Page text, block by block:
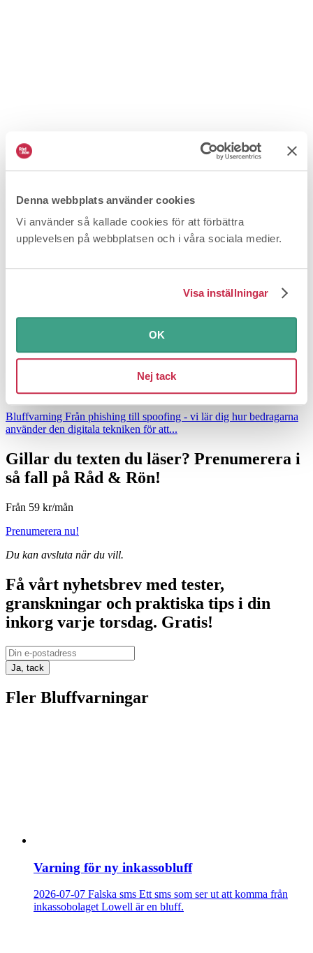
Denna webbplats använder cookies
Vi använder så kallade cookies för att förbättra
upplevelsen på webbplatsen och i våra sociala medier.
Visa inställningar
OK
Nej tack
Tips: Så gör du om du drabbas
BluffvarningFölj vår checklista för att minimera skadorna om du
Tips: Lär dig tekniken bakom bedrägerierna
Bluffvarning Från phishing till spoofing - vi lär dig hur bedragarna
använder den digitala tekniken för att...
Gillar du texten du läser? Prenumerera i
så fall på Råd & Rön!
Från 59 kr/mån
Prenumerera nu!
Du kan avsluta när du vill.
Få vårt nyhetsbrev med tester,
granskningar och praktiska tips i din
inkorg varje torsdag. Gratis!
Ja, tack
Fler Bluffvarningar
Varning för ny inkassobluff
2026-07-07 Falska sms Ett sms som ser ut att komma från
inkassobolaget Lowell är en bluff.